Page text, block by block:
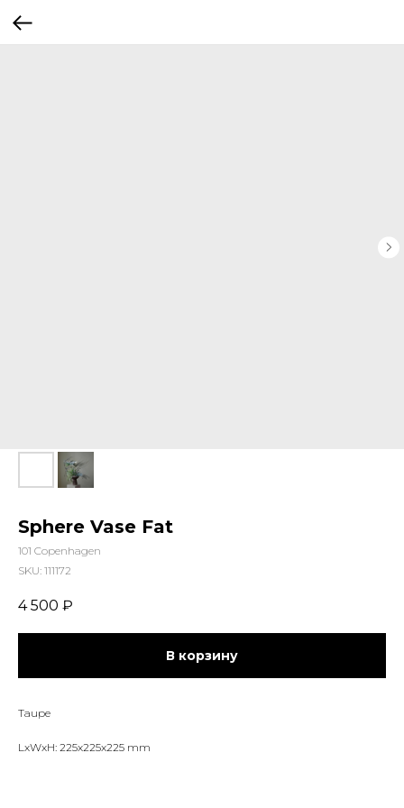
Sphere Vase Fat
101 Copenhagen
SKU: 111172
4 500 ₽
В корзину
Taupe
LxWxH: 225x225x225 mm